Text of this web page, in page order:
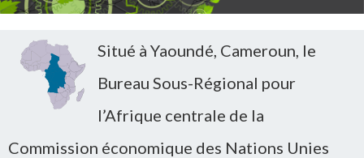
Situé à Yaoundé, Cameroun, le
Bureau Sous-Régional pour
l’Afrique centrale de la
Commission économique des Nations Unies